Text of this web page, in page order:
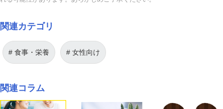
関連カテゴリ
食事・栄養 女性向け
関連コラム